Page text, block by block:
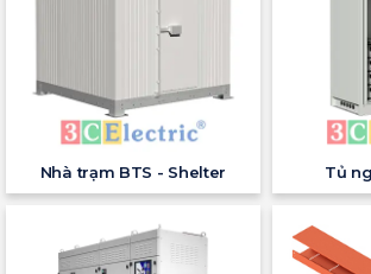
Nhà trạm BTS - Shelter Tủ